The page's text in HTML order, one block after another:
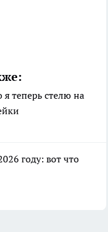
теперь стелю на
году: вот что